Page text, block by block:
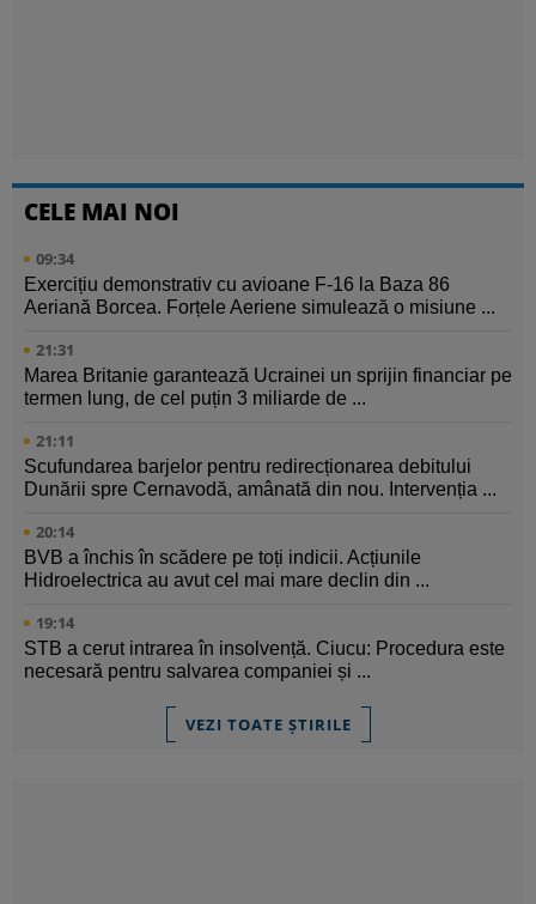
CELE MAI NOI
09:34
Exercițiu demonstrativ cu avioane F-16 la Baza 86
Aeriană Borcea. Forțele Aeriene simulează o misiune ...
21:31
Marea Britanie garantează Ucrainei un sprijin financiar pe
termen lung, de cel puțin 3 miliarde de ...
21:11
Scufundarea barjelor pentru redirecționarea debitului
Dunării spre Cernavodă, amânată din nou. Intervenția ...
20:14
BVB a închis în scădere pe toți indicii. Acțiunile
Hidroelectrica au avut cel mai mare declin din ...
19:14
STB a cerut intrarea în insolvență. Ciucu: Procedura este
necesară pentru salvarea companiei și ...
VEZI TOATE ȘTIRILE